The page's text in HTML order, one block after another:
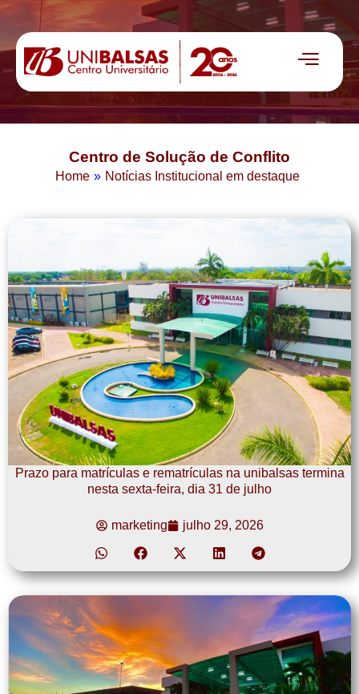
Centro de Solução de Conflito
Home » Notícias Institucional em destaque
Prazo para matrículas e rematrículas na unibalsas termina
nesta sexta-feira, dia 31 de julho
marketing julho 29, 2026